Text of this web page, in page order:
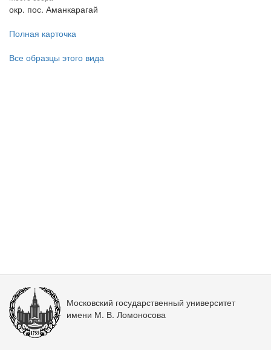
окр. пос. Аманкарагай
Полная карточка
Все образцы этого вида
Московский государственный университет
имени М. В. Ломоносова